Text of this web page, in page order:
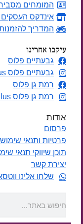
המומחים
אינדקס העסקים
המדריך
עיקבו אחרינו
גבעתיים פלוס
גבעתיים פלוס givatayim_plus
רמת גן פלוס
רמת גן פלוס ramatganplus
אודות
פרסום
פרטיות ותנאי שימוש
תוכן שיווקי תנאי
יצירת קשר
שלחו אלינו